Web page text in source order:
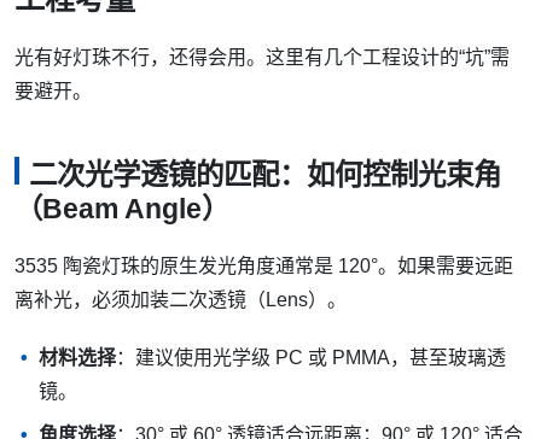
光有好灯珠不行，还得会用。这里有几个工程设计的“坑”需
要避开。
二次光学透镜的匹配：如何控制光束角
（Beam Angle）
3535 陶瓷灯珠的原生发光角度通常是 120°。如果需要远距
离补光，必须加装二次透镜（Lens）。
材料选择：建议使用光学级 PC 或 PMMA，甚至玻璃透
镜。
角度选择：30° 或 60° 透镜适合远距离；90° 或 120° 适合